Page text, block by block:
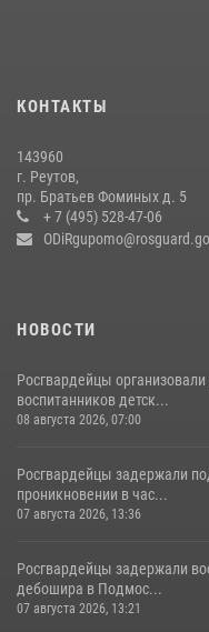
18 июля 2026, 07:03
сотрудников
препятствий со стрельбой
14 июля 2026, 15:13
КОНТАКТЫ
143960
г. Реутов,
пр. Братьев Фоминых д. 5
+ 7 (495) 528-47-06
НОВОСТИ
Росгвардейцы
воспитанников детск...
08 августа 2026, 07:00
Росгвардейцы задержали
проникновении в час...
07 августа 2026, 13:36
Росгвардейцы задержали
дебошира в Подмос...
07 августа 2026, 13:21